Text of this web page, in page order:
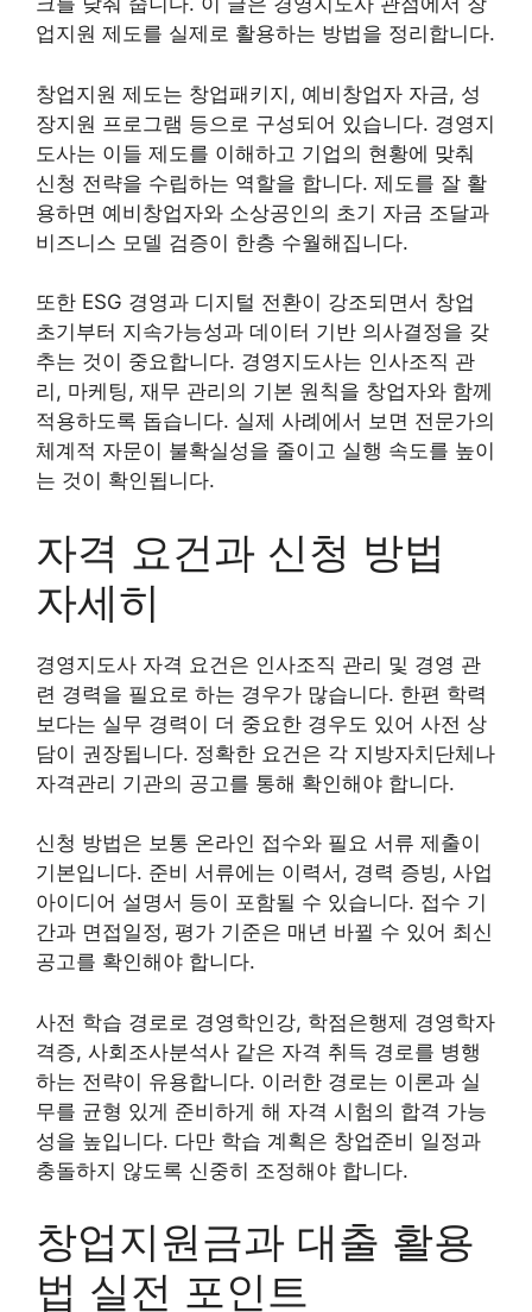
업지원 제도를 실제로 활용하는 방법을 정리합니다.
창업지원 제도는 창업패키지, 예비창업자 자금, 성
장지원 프로그램 등으로 구성되어 있습니다. 경영지
도사는 이들 제도를 이해하고 기업의 현황에 맞춰
신청 전략을 수립하는 역할을 합니다. 제도를 잘 활
용하면 예비창업자와 소상공인의 초기 자금 조달과
비즈니스 모델 검증이 한층 수월해집니다.
또한 ESG 경영과 디지털 전환이 강조되면서 창업
초기부터 지속가능성과 데이터 기반 의사결정을 갖
추는 것이 중요합니다. 경영지도사는 인사조직 관
리, 마케팅, 재무 관리의 기본 원칙을 창업자와 함께
적용하도록 돕습니다. 실제 사례에서 보면 전문가의
체계적 자문이 불확실성을 줄이고 실행 속도를 높이
는 것이 확인됩니다.
자격 요건과 신청 방법
자세히
경영지도사 자격 요건은 인사조직 관리 및 경영 관
련 경력을 필요로 하는 경우가 많습니다. 한편 학력
보다는 실무 경력이 더 중요한 경우도 있어 사전 상
담이 권장됩니다. 정확한 요건은 각 지방자치단체나
자격관리 기관의 공고를 통해 확인해야 합니다.
신청 방법은 보통 온라인 접수와 필요 서류 제출이
기본입니다. 준비 서류에는 이력서, 경력 증빙, 사업
아이디어 설명서 등이 포함될 수 있습니다. 접수 기
간과 면접일정, 평가 기준은 매년 바뀔 수 있어 최신
공고를 확인해야 합니다.
사전 학습 경로로 경영학인강, 학점은행제 경영학자
격증, 사회조사분석사 같은 자격 취득 경로를 병행
하는 전략이 유용합니다. 이러한 경로는 이론과 실
무를 균형 있게 준비하게 해 자격 시험의 합격 가능
성을 높입니다. 다만 학습 계획은 창업준비 일정과
충돌하지 않도록 신중히 조정해야 합니다.
창업지원금과 대출 활용
법 실전 포인트